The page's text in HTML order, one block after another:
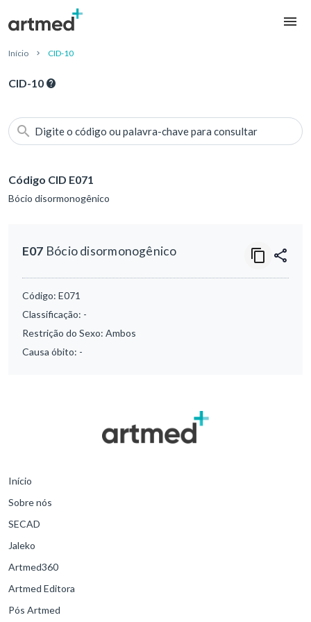
Início CID-10
CID-10
Digite o código ou palavra-chave para consultar
Código CID E071
Bócio disormonogênico
E07 Bócio disormonogênico
Código: E071
Classificação: -
Restrição do Sexo: Ambos
Causa óbito: -
Início
Sobre nós
SECAD
Jaleko
Artmed360
Artmed Editora
Pós Artmed